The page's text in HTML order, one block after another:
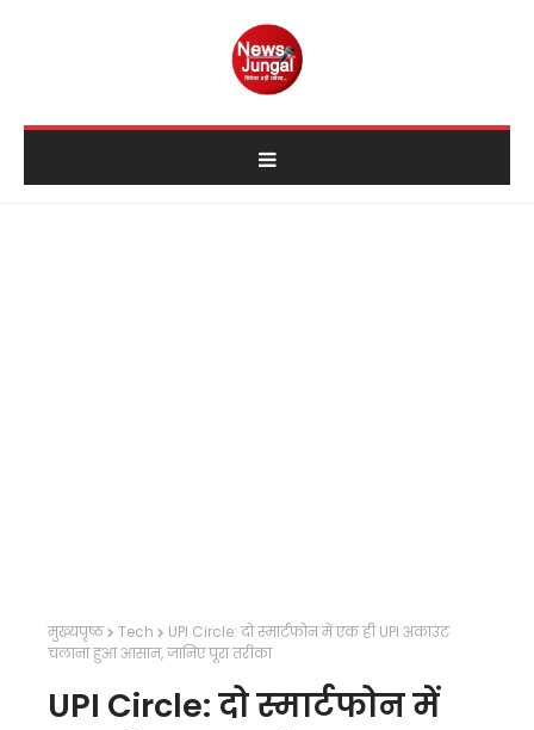
मुख्यपृष्ठ Tech
UPI Circle: दो स्मार्टफोन में एक ही UPI अकाउंट
चलाना हुआ आसान, जानिए पूरा तरीका
UPI Circle: दो स्मार्टफोन में